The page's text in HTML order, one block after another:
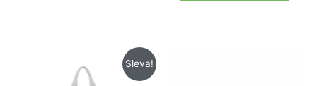
Sleva!
cena
Aktuální
cena